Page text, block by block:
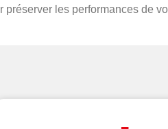
préserver les performances de